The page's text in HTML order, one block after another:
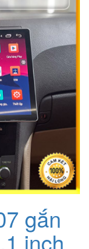
gắn
inch